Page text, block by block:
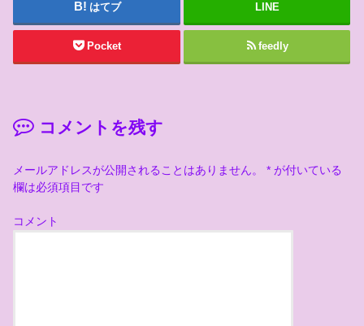
はてブ LINE
Pocket feedly
コメントを残す
メールアドレスが公開されることはありません。 * が付いている
欄は必須項目です
コメント